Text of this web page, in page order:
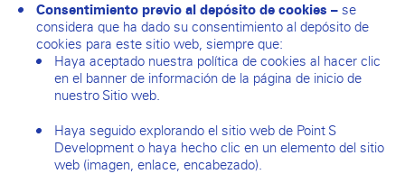
Consentimiento previo al depósito de cookies – se
considera que ha dado su consentimiento al depósito de
cookies para este sitio web, siempre que:
Haya aceptado nuestra política de cookies al hacer clic
en el banner de información de la página de inicio de
nuestro Sitio web.
Haya seguido explorando el sitio web de Point S
Development o haya hecho clic en un elemento del sitio
web (imagen, enlace, encabezado).